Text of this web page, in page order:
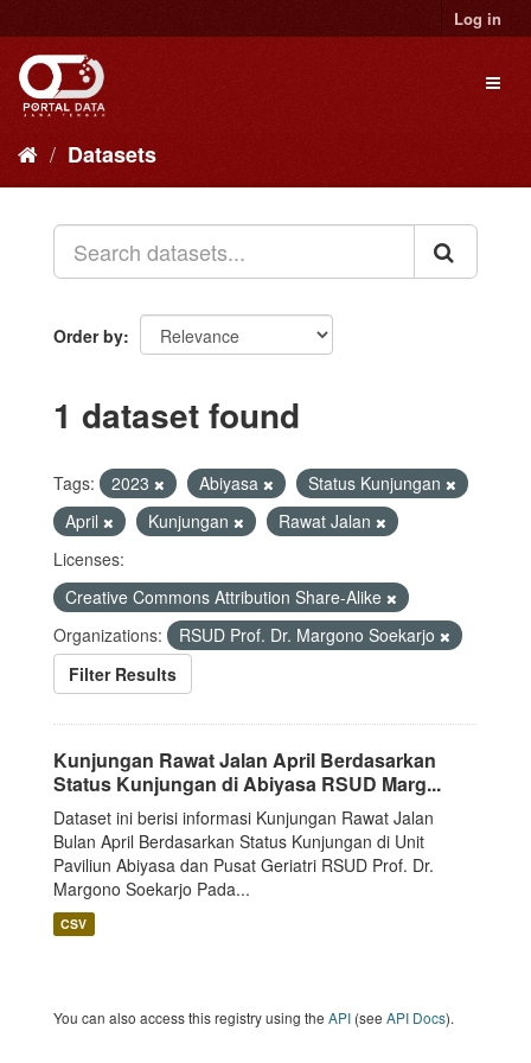
to
content
Log in
Datasets
Order by
1 dataset found
Tags: 2023 Abiyasa
Status Kunjungan
April
Kunjungan
Rawat Jalan
Licenses:
Creative Commons Attribution Share-Alike
Organizations:
RSUD Prof. Dr. Margono Soekarjo
Filter Results
Kunjungan Rawat Jalan April Berdasarkan
Status Kunjungan di Abiyasa RSUD Marg...
Dataset ini berisi informasi Kunjungan Rawat Jalan
Bulan April Berdasarkan Status Kunjungan di Unit
Paviliun Abiyasa dan Pusat Geriatri RSUD Prof. Dr.
Margono Soekarjo Pada...
CSV
You can also access this registry using the API (see API Docs).